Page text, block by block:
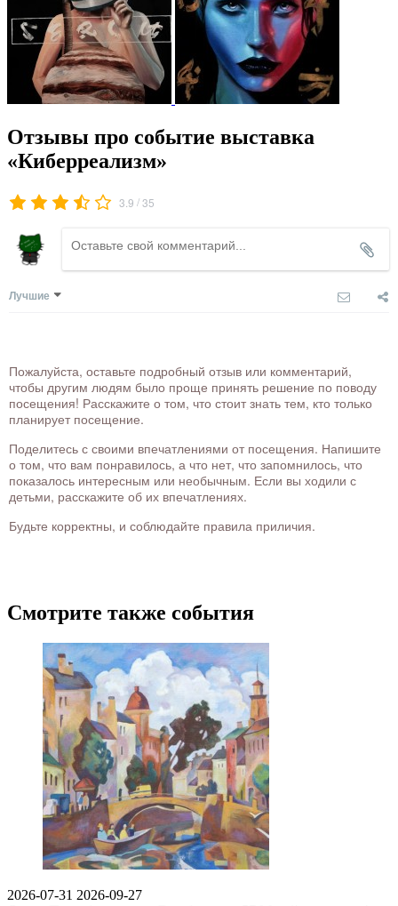
Отзывы про событие выставка
«Киберреализм»
3.9 /35
Лучшие
Пожалуйста, оставьте подробный отзыв или комментарий,
чтобы другим людям было проще принять решение по поводу
посещения! Расскажите о том, что стоит знать тем, кто только
планирует посещение.
Поделитесь с своими впечатлениями от посещения. Напишите
о том, что вам понравилось, а что нет, что запомнилось, что
показалось интересным или необычным. Если вы ходили с
детьми, расскажите об их впечатлениях.
Будьте корректны, и соблюдайте правила приличия.
Смотрите также события
2026-07-31 2026-09-27